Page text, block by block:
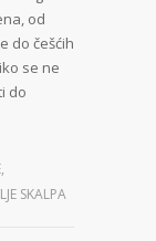
od
do češćih
se ne
do
,
SKALPA